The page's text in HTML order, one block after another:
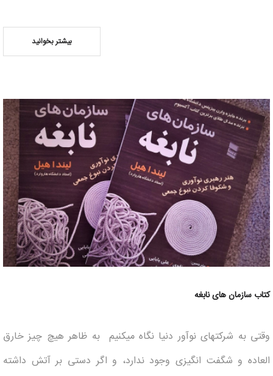
بیشتر بخوانید
کتاب سازمان های نابغه
وقتی به شرکت­های نوآور دنیا نگاه می­کنیم به ظاهر هیچ چیز خارق
العاده­ و شگفت انگیزی وجود ندارد، و اگر دستی بر آتش داشته